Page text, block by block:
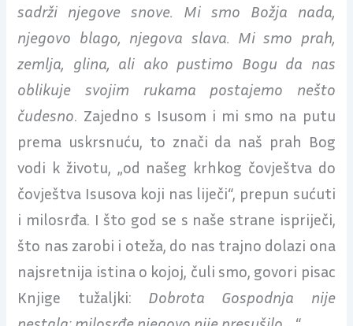
sadrži njegove snove. Mi smo Božja nada,
njegovo blago, njegova slava. Mi smo prah,
zemlja, glina, ali ako pustimo Bogu da nas
oblikuje svojim rukama postajemo nešto
čudesno. Zajedno s Isusom i mi smo na putu
prema uskrsnuću, to znači da naš prah Bog
vodi k životu, „od našeg krhkog čovještva do
čovještva Isusova koji nas liječi“, prepun sućuti
i milosrđa. I što god se s naše strane ispriječi,
što nas zarobi i oteža, do nas trajno dolazi ona
najsretnija istina o kojoj, čuli smo, govori pisac
Knjige tužaljki: Dobrota Gospodnja nije